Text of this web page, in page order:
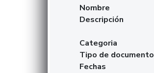
Nombre
Descripción
Categoria
Tipo de documento
Fechas